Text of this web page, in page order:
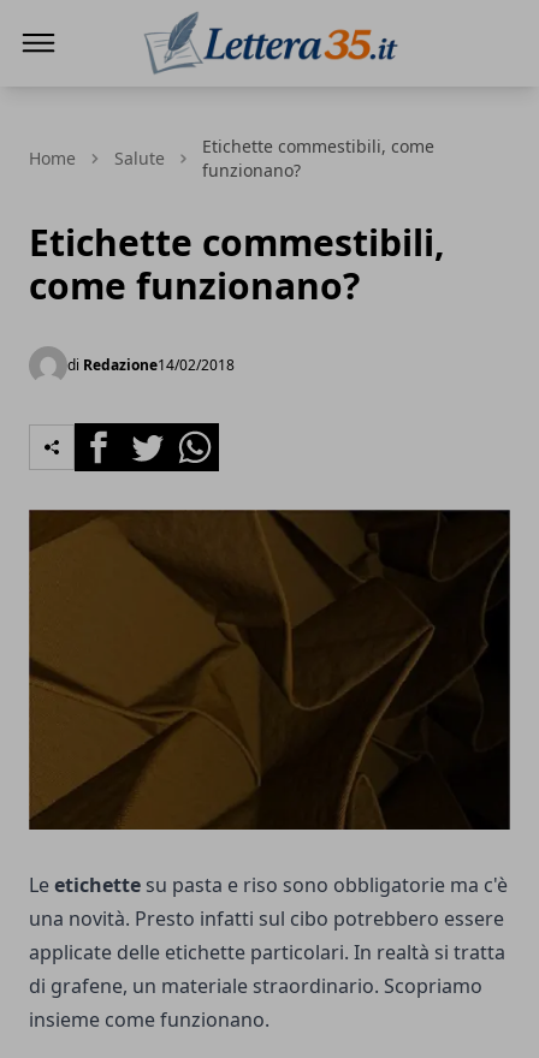
Home Salute
Etichette commestibili, come
funzionano?
Etichette commestibili,
come funzionano?
di Redazione14/02/2018
FacebookTwitterWhatsapp
Leetichette su pasta e riso sono obbligatorie ma c'è
una novità. Presto infatti sul cibo potrebbero essere
applicate delle etichette particolari. In realtà si tratta
di grafene, un materiale straordinario. Scopriamo
insieme come funzionano.